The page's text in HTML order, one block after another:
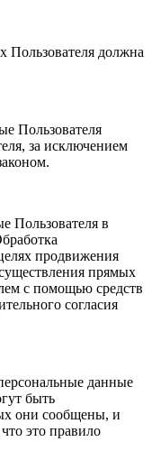
Пользователя должна
Пользователя
за исключением
Пользователя в
продвижения
прямых
с помощью средств
согласия
данные
быть
они сообщены, и
это правило